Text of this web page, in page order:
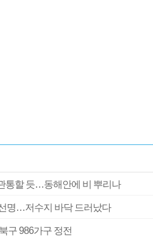
통할 듯…동해안에 비 뿌리나
명…저수지 바닥 드러났다
구 986가구 정전